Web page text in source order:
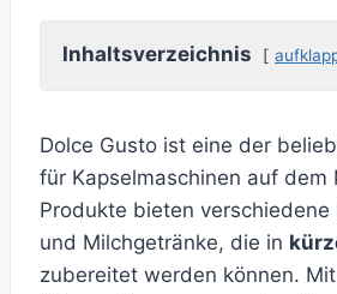
Inhaltsverzeichnis
Dolce Gusto ist eine der
für Kapselmaschinen auf dem
Produkte bieten
und Milchgetränke, die in
zubereitet werden können.